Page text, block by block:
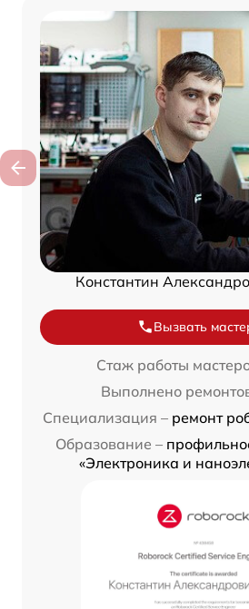
Константин
Вызвать
Стаж работы
Выполнено
Специализация – ремонт
Образование –
«Электроника и